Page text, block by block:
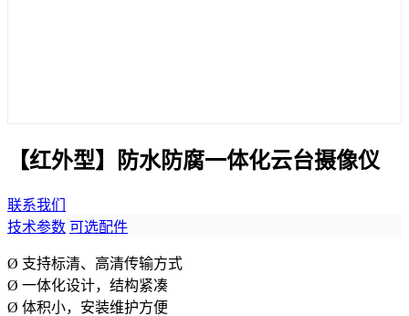
【红外型】防水防腐一体化云台摄像仪
联系我们
技术参数 可选配件
Ø 支持标清、高清传输方式
Ø 一体化设计，结构紧凑
Ø 体积小，安装维护方便